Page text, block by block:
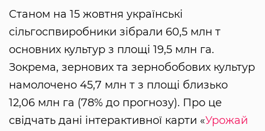
Станом на 15 жовтня українські
сільгоспвиробники зібрали 60,5 млн т
основних культур з площі 19,5 млн га.
Зокрема, зернових та зернобобових культур
намолочено 45,7 млн т з площі близько
12,06 млн га (78% до прогнозу). Про це
свідчать дані інтерактивної карти «Урожай